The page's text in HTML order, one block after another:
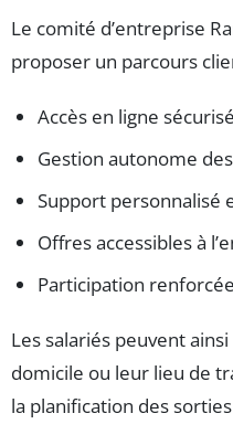
Le comité d’entreprise
proposer un parcours
Accès en ligne
Gestion autonome
Support personnalisé
Offres accessibles à
Participation
Les salariés peuvent
domicile ou leur lieu de
la planification des